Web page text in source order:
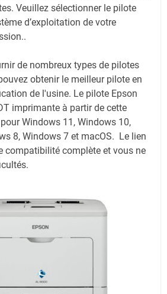
Veuillez sélectionner le pilote
d’exploitation de votre
de nombreux types de pilotes
obtenir le meilleur pilote en
de l'usine. Le pilote Epson
imprimante à partir de cette
Windows 11, Windows 10,
8, Windows 7 et macOS. Le lien
compatibilité complète et vous ne